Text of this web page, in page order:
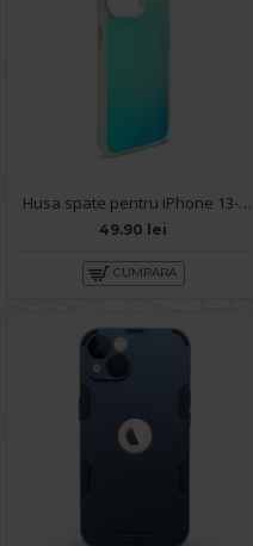
Husa spate pentru iPhone 13- IGLOO Case Multicolor
49.90 lei
CUMPARA